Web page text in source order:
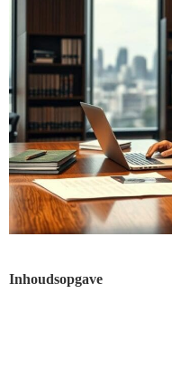
Inhoudsopgave